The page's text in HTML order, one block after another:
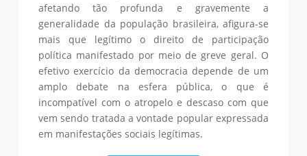
afetando tão profunda e gravemente a
generalidade da população brasileira, afigura-se
mais que legítimo o direito de participação
política manifestado por meio de greve geral. O
efetivo exercício da democracia depende de um
amplo debate na esfera pública, o que é
incompatível com o atropelo e descaso com que
vem sendo tratada a vontade popular expressada
em manifestações sociais legítimas.